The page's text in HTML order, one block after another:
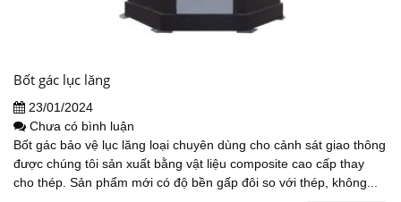
Bốt gác lục lăng
23/01/2024
Chưa có bình luận
Bốt gác bảo vệ lục lăng loại chuyên dùng cho cảnh sát giao thông
được chúng tôi sản xuất bằng vật liệu composite cao cấp thay
cho thép. Sản phẩm mới có độ bền gấp đôi so với thép, không...